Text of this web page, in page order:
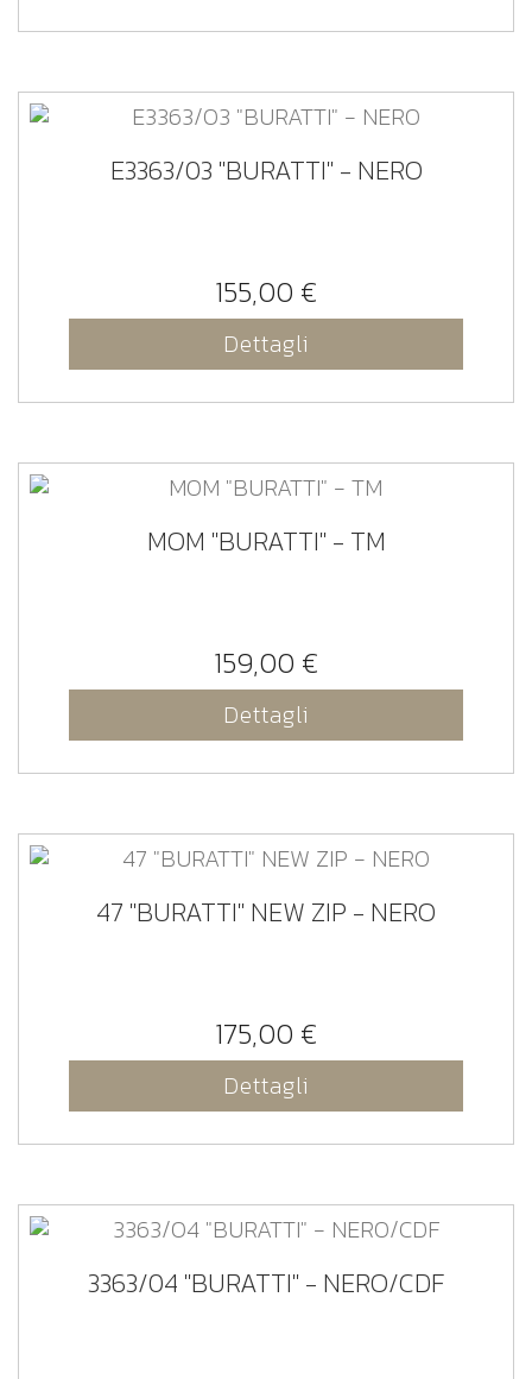
E3363/03 "BURATTI" - NERO
155,00 €
Dettagli
MOM "BURATTI" - TM
159,00 €
Dettagli
47 "BURATTI" NEW ZIP - NERO
175,00 €
Dettagli
3363/04 "BURATTI" - NERO/CDF